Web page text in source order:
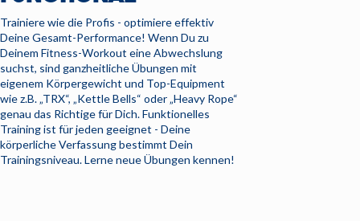
Trainiere wie die Profis - optimiere effektiv
Deine Gesamt-Performance! Wenn Du zu
Deinem Fitness-Workout eine Abwechslung
suchst, sind ganzheitliche Übungen mit
eigenem Körpergewicht und Top-Equipment
wie z.B. „TRX“, „Kettle Bells“ oder „Heavy Rope“
genau das Richtige für Dich. Funktionelles
Training ist für jeden geeignet - Deine
körperliche Verfassung bestimmt Dein
Trainingsniveau. Lerne neue Übungen kennen!